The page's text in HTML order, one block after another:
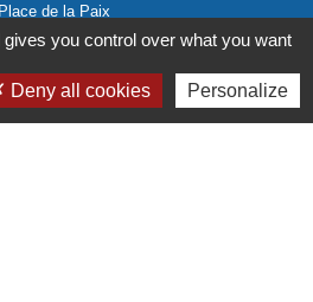
de la Paix
Saint-Georges - FRANCE
par formulaire
you control over what you want
Deny all cookies Personalize